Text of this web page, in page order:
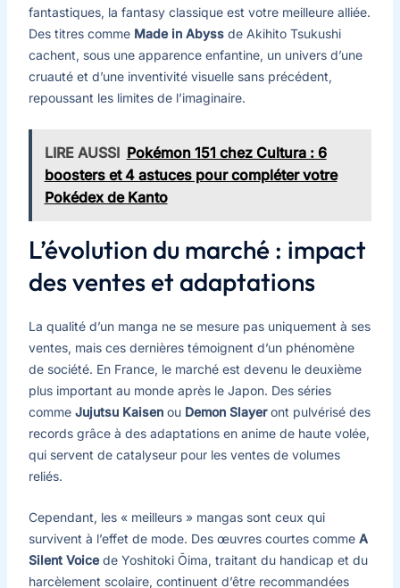
fantastiques, la fantasy classique est votre meilleure alliée.
Des titres comme Made in Abyssde Akihito Tsukushi
cachent, sous une apparence enfantine, un univers d’une
cruauté et d’une inventivité visuelle sans précédent,
repoussant les limites de l’imaginaire.
LIRE AUSSI Pokémon 151 chez Cultura : 6
boosters et 4 astuces pour compléter votre
Pokédex de Kanto
L’évolution du marché : impact
des ventes et adaptations
La qualité d’un manga ne se mesure pas uniquement à ses
ventes, mais ces dernières témoignent d’un phénomène
de société. En France, le marché est devenu le deuxième
plus important au monde après le Japon. Des séries
comme Jujutsu Kaisenou Demon Slayeront pulvérisé des
records grâce à des adaptations en anime de haute volée,
qui servent de catalyseur pour les ventes de volumes
reliés.
Cependant, les « meilleurs » mangas sont ceux qui
survivent à l’effet de mode. Des œuvres courtes comme A
Silent Voicede Yoshitoki Ōima, traitant du handicap et du
harcèlement scolaire, continuent d’être recommandées